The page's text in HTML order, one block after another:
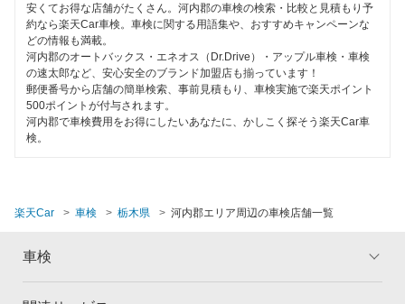
那須郡
那須塩原市
日光市
芳賀郡
矢板市
夜間受付
整備保証
1級整備士在籍
コンピューター診断
安くてお得な店舗がたくさん。河内郡の車検の検索・比較と見積もり予
約なら楽天Car車検。車検に関する用語集や、おすすめキャンペーンな
どの情報も満載。
河内郡のオートバックス・エネオス（Dr.Drive）・アップル車検・車検
の速太郎など、安心安全のブランド加盟店も揃っています！
郵便番号から店舗の簡単検索、事前見積もり、車検実施で楽天ポイント
500ポイントが付与されます。
河内郡で車検費用をお得にしたいあなたに、かしこく探そう楽天Car車
検。
楽天Car 車検 栃木県 河内郡エリア周辺の車検店舗一覧
車検